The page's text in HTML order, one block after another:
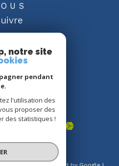
notre site
pendant
l'utilisation des
proposer des
des statistiques !